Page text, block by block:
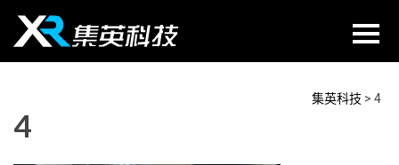
content
集英科技 > 4
4